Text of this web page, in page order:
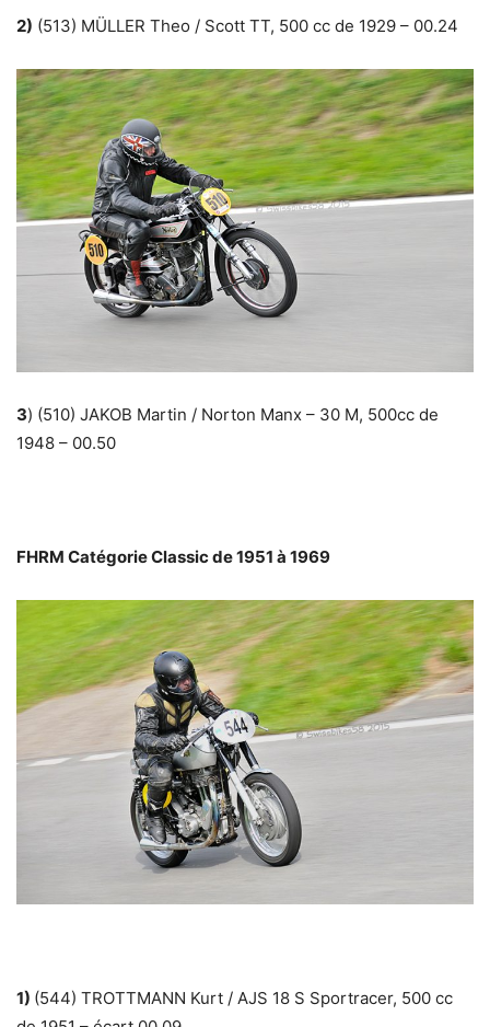
2) (513) MÜLLER Theo / Scott TT, 500 cc de 1929 – 00.24
3) (510) JAKOB Martin / Norton Manx – 30 M, 500cc de
1948 – 00.50
FHRM Catégorie Classic de 1951 à 1969
1) (544) TROTTMANN Kurt / AJS 18 S Sportracer, 500 cc